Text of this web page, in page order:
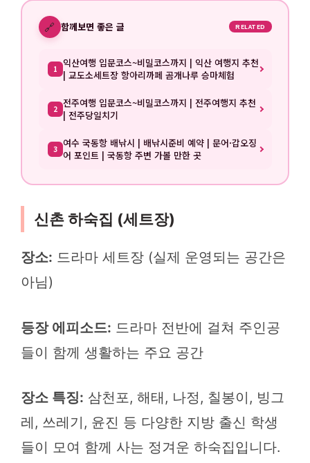
🔗 함께보면 좋은 글 RELATED
1 익산여행 입문코스~비밀코스까지 | 익산 여행지 추천
| 교도소세트장 항아리까페 곰개나루 승마체험
2 전주여행 입문코스~비밀코스까지 | 전주여행지 추천
| 전주당일치기
3 여수 국동항 배낚시 | 배낚시준비 예약 | 문어·갑오징
어 포인트 | 국동항 주변 가볼 만한 곳
신촌 하숙집 (세트장)
장소: 드라마 세트장 (실제 운영되는 공간은
아님)
등장 에피소드: 드라마 전반에 걸쳐 주인공
들이 함께 생활하는 주요 공간
장소 특징: 삼천포, 해태, 나정, 칠봉이, 빙그
레, 쓰레기, 윤진 등 다양한 지방 출신 학생
들이 모여 함께 사는 정겨운 하숙집입니다.